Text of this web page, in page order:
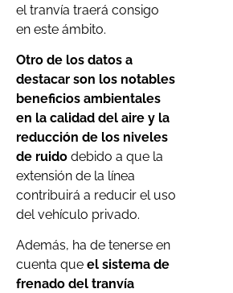
el tranvía traerá consigo
en este ámbito.
Otro de los datos a
destacar son los notables
beneficios ambientales
en la calidad del aire y la
reducción de los niveles
de ruido debido a que la
extensión de la línea
contribuirá a reducir el uso
del vehículo privado.
Además, ha de tenerse en
cuenta que el sistema de
frenado del tranvía